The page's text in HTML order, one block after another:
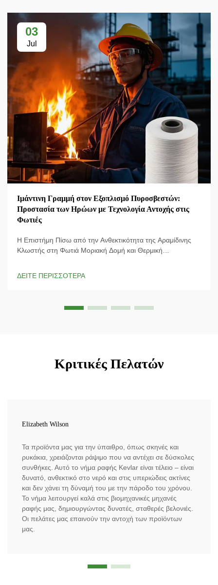
03
Jul
Ιμάντινη Γραμμή στον Εξοπλισμό Πυροσβεστών:
Προστασία των Ηρώων με Τεχνολογία Αντοχής στις
Φωτιές
Η Επιστήμη Πίσω από την Ανθεκτικότητα της Αραμίδινης
Κλωστής στη Φωτιά Μοριακή Δομή και Θερμική
ΔΕΙΤΕ ΠΕΡΙΣΣΟΤΕΡΑ
Κριτικές Πελατών
Elizabeth Wilson
Τα προϊόντα μας για την ύπαιθρο, όπως σκηνές και
ρυκάκια, χρειάζονται ράψιμο που να αντέχει σε δύσκολες
συνθήκες. Αυτό το νήμα ραφής Kevlar είναι τέλειο – είναι
δυνατό, ανθεκτικό στο νερό και στις υπεριώδεις ακτίνες
και δεν χάνει τη δύναμή του με την πάροδο του χρόνου.
Το νήμα λειτουργεί καλά στις βιομηχανικές μηχανές
ραφής μας, δημιουργώντας δυνατές, σταθερές βελονιές.
Οι πελάτες μας επαινούν την αντοχή των προϊόντων
μας.